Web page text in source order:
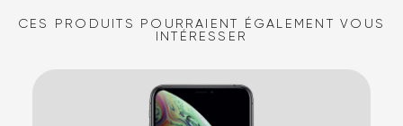
CES PRODUITS POURRAIENT ÉGALEMENT VOUS
INTÉRESSER